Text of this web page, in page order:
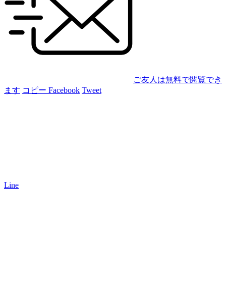
ご友人は無料で閲覧でき
ます コピー Facebook Tweet
Line